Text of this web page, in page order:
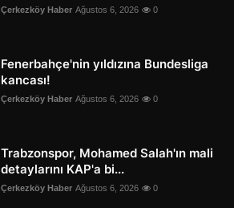
Çerkezköy Haber Ağustos 6, 2026 0
Fenerbahçe'nin yıldızına Bundesliga
kancası!
Çerkezköy Haber Ağustos 6, 2026 0
Trabzonspor, Mohamed Salah'ın mali
detaylarını KAP'a bi...
Çerkezköy Haber Ağustos 6, 2026 0